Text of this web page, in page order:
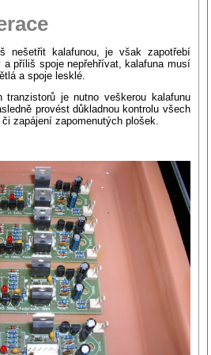
nešetřit kalafunou, je však zapotřebí
příliš spoje nepřehřívat, kalafuna musí
a spoje lesklé.
tranzistorů je nutno veškerou kalafunu
provést důkladnou kontrolu všech
zapájení zapomenutých plošek.